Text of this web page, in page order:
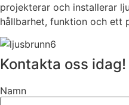
projekterar och installerar
hållbarhet, funktion och ett
Kontakta oss idag!
Namn